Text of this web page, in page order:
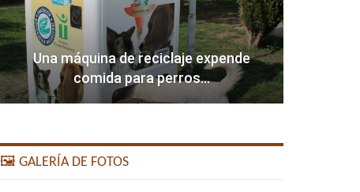
Una máquina de reciclaje expende
comida para perros…
🖼️ GALERÍA DE FOTOS